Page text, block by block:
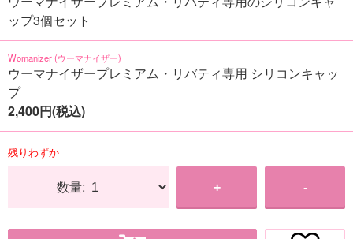
ップ3個セット
Womanizer (ウーマナイザー)
ウーマナイザープレミアム・リバティ専用 シリコンキャッ
プ
2,400円(税込)
残りわずか
数量: + -